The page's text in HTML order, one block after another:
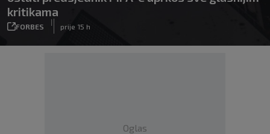
kritikama
FORBES
|
prije 15 h
Oglas